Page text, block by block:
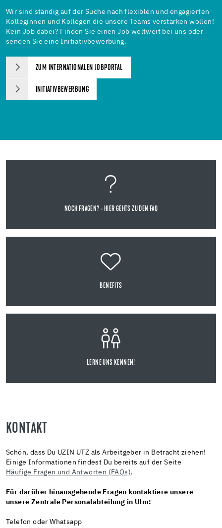
Wir sind ständig auf der Suche nach flexiblen und engagierten
Kolleginnen und Kollegen die unsere Teams verstärken wollen!
Kein Job dabei? Finden Sie einen Job weltweit bei uns oder
senden Sie eine Initiativbewerbung.
ZUM INTERNATIONALEN JOBPORTAL
INITIATIVBEWERBUNG
NOCH FRAGEN? - HIER GEHTS ZU DEN FAQ
BENEFITS
LERNE UNS KENNEN!
KONTAKT
Schön, dass Du UZIN UTZ als Arbeitgeber in Betracht ziehen!
Einige Informationen findest Du bereits auf der Seite
Häufige Fragen und Antworten (FAQs).
Für darüber hinausgehende Fragen kontaktiere unsere
unsere Zentrale Personalabteilung in Ulm:
Telefon oder Whatsapp